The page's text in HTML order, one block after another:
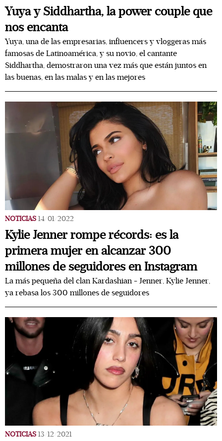
Yuya y Siddhartha, la power couple que
nos encanta
Yuya, una de las empresarias, influencers y vloggeras más
famosas de Latinoamérica, y su novio, el cantante
Siddhartha, demostraron una vez más que están juntos en
las buenas, en las malas y en las mejores
NOTICIAS 14/01/2022
Kylie Jenner rompe récords: es la
primera mujer en alcanzar 300
millones de seguidores en Instagram
La más pequeña del clan Kardashian - Jenner, Kylie Jenner,
ya rebasa los 300 millones de seguidores
NOTICIAS 13/12/2021